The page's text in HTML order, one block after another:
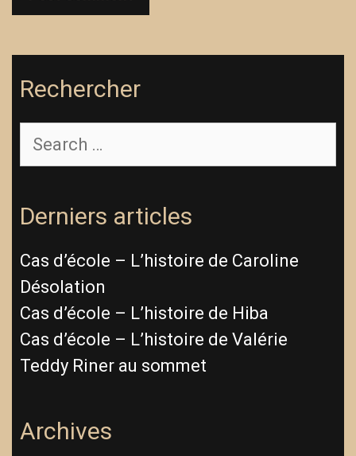
Rechercher
Derniers articles
Cas d’école – L’histoire de Caroline
Désolation
Cas d’école – L’histoire de Hiba
Cas d’école – L’histoire de Valérie
Teddy Riner au sommet
Archives